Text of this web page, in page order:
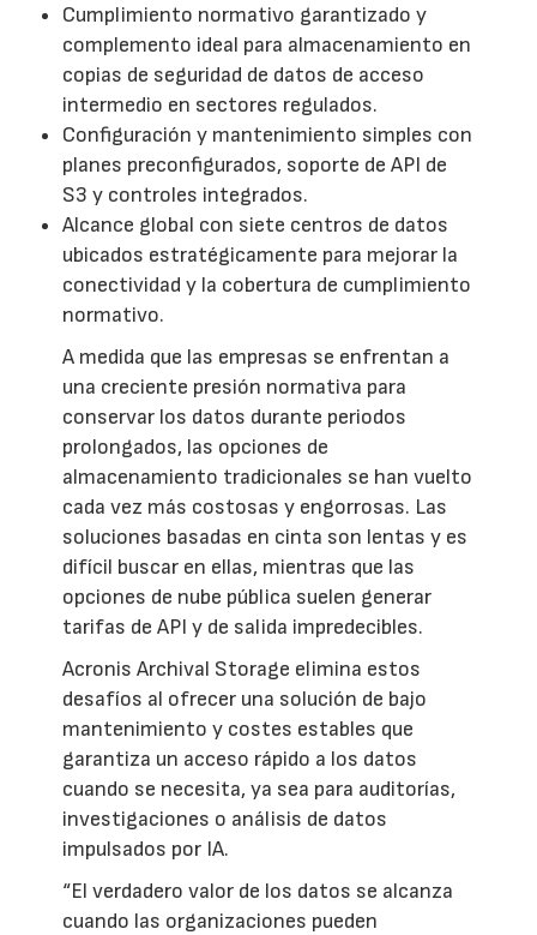
Cumplimiento normativo garantizado y
complemento ideal para almacenamiento en
copias de seguridad de datos de acceso
intermedio en sectores regulados.
Configuración y mantenimiento simples con
planes preconfigurados, soporte de API de
S3 y controles integrados.
Alcance global con siete centros de datos
ubicados estratégicamente para mejorar la
conectividad y la cobertura de cumplimiento
normativo.
A medida que las empresas se enfrentan a
una creciente presión normativa para
conservar los datos durante periodos
prolongados, las opciones de
almacenamiento tradicionales se han vuelto
cada vez más costosas y engorrosas. Las
soluciones basadas en cinta son lentas y es
difícil buscar en ellas, mientras que las
opciones de nube pública suelen generar
tarifas de API y de salida impredecibles.
Acronis Archival Storage elimina estos
desafíos al ofrecer una solución de bajo
mantenimiento y costes estables que
garantiza un acceso rápido a los datos
cuando se necesita, ya sea para auditorías,
investigaciones o análisis de datos
impulsados por IA.
“El verdadero valor de los datos se alcanza
cuando las organizaciones pueden